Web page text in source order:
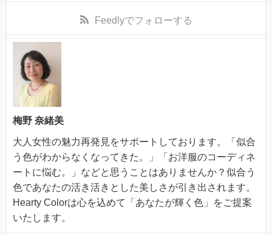
Feedlyでフォローする
梅野 奈緒美
大人女性の魅力再発見をサポートしております。「似合
う色がわからなくなってきた。」「お洋服のコーディネ
ートに悩む。」などと思うことはありませんか？似合う
色であなたの活き活きとした美しさが引き出されます。
Hearty Colorは心を込めて「あなたが輝く色」をご提案
いたします。